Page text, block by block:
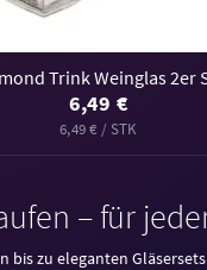
Trink Weinglas 2er
6,49 €
6,49 € / STK
– für
bis zu eleganten